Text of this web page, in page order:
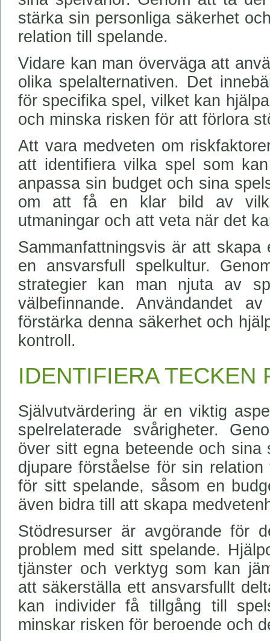
stärka sin personliga säkerhet
relation till spelande.
Vidare kan man överväga att
olika spelalternativen. Det
för specifika spel, vilket kan
och minska risken för att förlora
Att vara medveten om
att identifiera vilka spel som
anpassa sin budget och sina
om att få en klar bild av
utmaningar och att veta när det
Sammanfattningsvis är att
en ansvarsfull spelkultur.
strategier kan man njuta av
välbefinnande. Användandet
förstärka denna säkerhet och
kontroll.
IDENTIFIERA TECKEN
Självutvärdering är en viktig
spelrelaterade svårigheter.
över sitt egna beteende och
djupare förståelse för sin
för sitt spelande, såsom en
även bidra till att skapa
Stödresurser är avgörande för
problem med sitt spelande.
tjänster och verktyg som kan
att säkerställa ett ansvarsfullt
kan individer få tillgång till
minskar risken för beroende och